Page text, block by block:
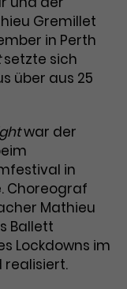
Google
Cookie
Erstellung
über die
Die
in
Anzahl
aus der sie
und
Ads-
Gremillet
in Perth
setzte sich
über aus 25
war der
in
Choreograf
Mathieu
Ballett
Lockdowns im
realisiert.